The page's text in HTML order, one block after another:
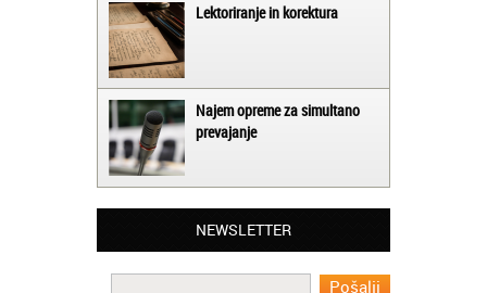
Lektoriranje in korektura
Najem opreme za simultano
prevajanje
NEWSLETTER
Matjaž iz Ajdovščine:
Lahko pohvalim vse zaposlene v Akademiji
prevajalske storitve opravljajo hitro in